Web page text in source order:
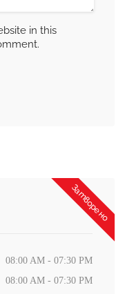
in this
Затворено
08:00 AM - 07:30 PM
08:00 AM - 07:30 PM